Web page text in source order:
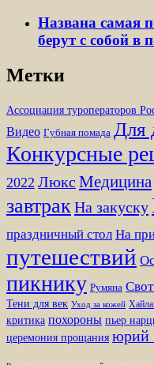
Названа самая
берут с собой в
Метки
Ассоциация туроператоров
Видео Губная помада Для
Конкурсные
2022 Люкс Медицина
завтрак На закуску
праздничный стол На
путешествий
пикнику Румяна
Тени для век Уход за кожей
критика похороны пьер
церемония прощания юрий